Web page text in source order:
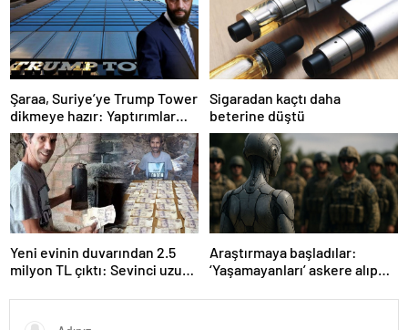
Şaraa, Suriye’ye Trump Tower
dikmeye hazır: Yaptırımlar
bitsin yeter
Sigaradan kaçtı daha
beterine düştü
Yeni evinin duvarından 2.5
milyon TL çıktı: Sevinci uzun
Araştırmaya başladılar:
‘Yaşamayanları’ askere alıp